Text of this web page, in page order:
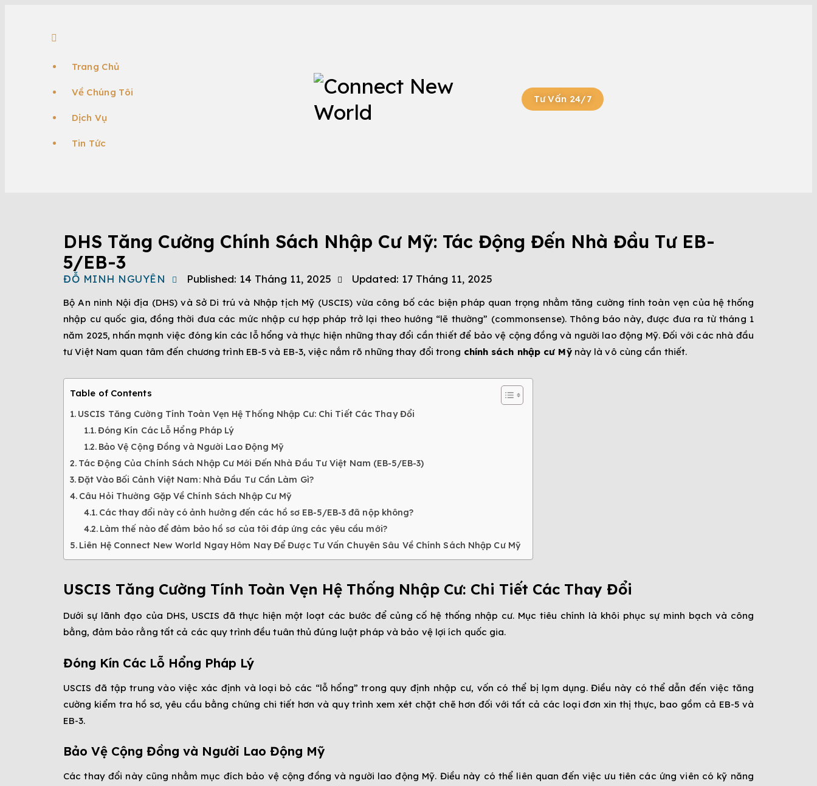
Trang Chủ
Về Chúng Tôi
Dịch Vụ
Tin Tức
Tư Vấn 24/7
DHS Tăng Cường Chính Sách Nhập Cư Mỹ: Tác Động Đến Nhà Đầu Tư EB-
5/EB-3
ĐỖ MINH NGUYÊN Published: 14 Tháng 11, 2025 Updated: 17 Tháng 11, 2025
Bộ An ninh Nội địa (DHS) và Sở Di trú và Nhập tịch Mỹ (USCIS) vừa công bố các biện pháp quan trọng nhằm tăng cường tính toàn vẹn của hệ thống
nhập cư quốc gia, đồng thời đưa các mức nhập cư hợp pháp trở lại theo hướng “lẽ thường” (commonsense). Thông báo này, được đưa ra từ tháng 1
năm 2025, nhấn mạnh việc đóng kín các lỗ hổng và thực hiện những thay đổi cần thiết để bảo vệ cộng đồng và người lao động Mỹ. Đối với các nhà đầu
tư Việt Nam quan tâm đến chương trình EB-5 và EB-3, việc nắm rõ những thay đổi trong chính sách nhập cư Mỹnày là vô cùng cần thiết.
Table of Contents
USCIS Tăng Cường Tính Toàn Vẹn Hệ Thống Nhập Cư: Chi Tiết Các Thay Đổi
Đóng Kín Các Lỗ Hổng Pháp Lý
Bảo Vệ Cộng Đồng và Người Lao Động Mỹ
Tác Động Của Chính Sách Nhập Cư Mới Đến Nhà Đầu Tư Việt Nam (EB-5/EB-3)
Đặt Vào Bối Cảnh Việt Nam: Nhà Đầu Tư Cần Làm Gì?
Câu Hỏi Thường Gặp Về Chính Sách Nhập Cư Mỹ
Các thay đổi này có ảnh hưởng đến các hồ sơ EB-5/EB-3 đã nộp không?
Làm thế nào để đảm bảo hồ sơ của tôi đáp ứng các yêu cầu mới?
Liên Hệ Connect New World Ngay Hôm Nay Để Được Tư Vấn Chuyên Sâu Về Chính Sách Nhập Cư Mỹ
USCIS Tăng Cường Tính Toàn Vẹn Hệ Thống Nhập Cư: Chi Tiết Các Thay Đổi
Dưới sự lãnh đạo của DHS, USCIS đã thực hiện một loạt các bước để củng cố hệ thống nhập cư. Mục tiêu chính là khôi phục sự minh bạch và công
bằng, đảm bảo rằng tất cả các quy trình đều tuân thủ đúng luật pháp và bảo vệ lợi ích quốc gia.
Đóng Kín Các Lỗ Hổng Pháp Lý
USCIS đã tập trung vào việc xác định và loại bỏ các “lỗ hổng” trong quy định nhập cư, vốn có thể bị lạm dụng. Điều này có thể dẫn đến việc tăng
cường kiểm tra hồ sơ, yêu cầu bằng chứng chi tiết hơn và quy trình xem xét chặt chẽ hơn đối với tất cả các loại đơn xin thị thực, bao gồm cả EB-5 và
EB-3.
Bảo Vệ Cộng Đồng và Người Lao Động Mỹ
Các thay đổi này cũng nhằm mục đích bảo vệ cộng đồng và người lao động Mỹ. Điều này có thể liên quan đến việc ưu tiên các ứng viên có kỹ năng